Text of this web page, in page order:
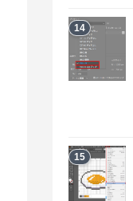
14
15